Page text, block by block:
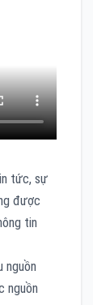
tức, sự
được
tin
nguồn
nguồn